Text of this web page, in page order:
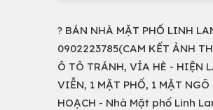
? BÁN NHÀ MẶT PHỐ LINH
0902223785(CAM KẾT ẢNH
Ô TÔ TRÁNH, VỈA HÈ - HIỆN
VIỄN, 1 MẶT PHỐ, 1 MẶT
HOẠCH - Nhà Mặt phố Linh